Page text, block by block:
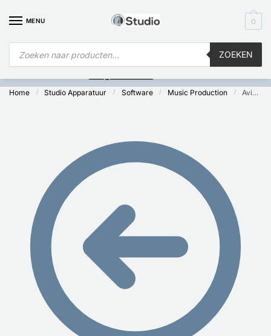
MENU
ZOEKEN
0
uw computer al over op Windows 11? Heeft u vragen stuur een
Home / Studio Apparatuur / Software / Music Production / Avid Pro Tools Studio Perpetual License